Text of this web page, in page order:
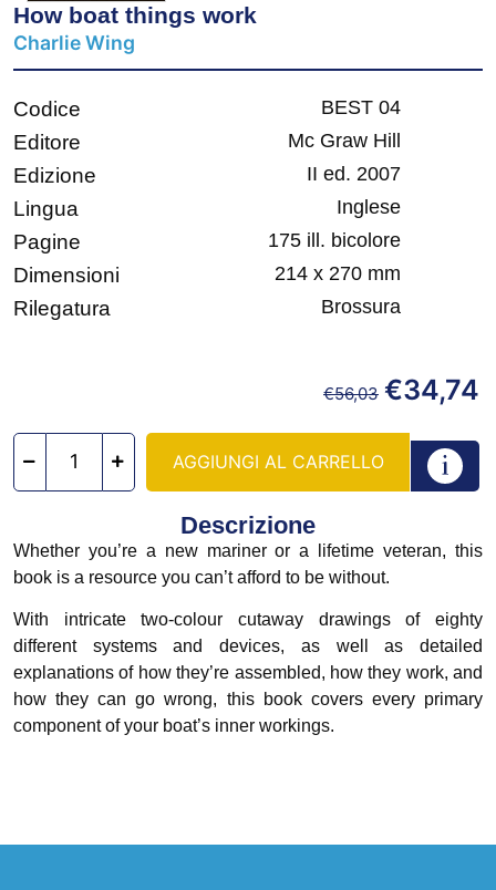
How boat things work
Charlie Wing
Codice BEST 04
Editore Mc Graw Hill
Edizione II ed. 2007
Lingua Inglese
Pagine 175 ill. bicolore
Dimensioni 214 x 270 mm
Rilegatura Brossura
€56,03 €34,74
AGGIUNGI AL CARRELLO
Descrizione
Whether you’re a new mariner or a lifetime veteran, this
book is a resource you can’t afford to be without.
With intricate two-colour cutaway drawings of eighty
different systems and devices, as well as detailed
explanations of how they’re assembled, how they work, and
how they can go wrong, this book covers every primary
component of your boat’s inner workings.